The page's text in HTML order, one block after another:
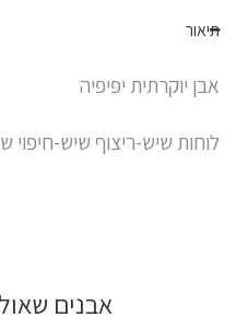
תיאור
אבן יוקרתית יפיפיה
לוחות שיש-ריצוף שיש-חיפוי
אבנים